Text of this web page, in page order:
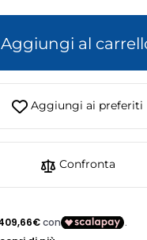
Aggiungi al
Aggiungi ai preferiti
Confronta